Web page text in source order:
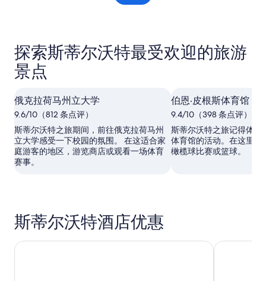
探索斯蒂尔沃特最受欢迎的旅游
景点
俄克拉荷马州立大学
9.6/10（812 条点评）
斯蒂尔沃特之旅期间，前往俄克拉荷马州
立大学感受一下校园的氛围。 在这适合家
庭游客的地区，游览商店或观看一场体育
赛事。
伯恩·皮根斯体育馆
9.4/10（398 条点评）
斯蒂尔沃特之旅记得体验
体育馆的活动。在这里，
橄榄球比赛或篮球。
斯蒂尔沃特酒店优惠
斯蒂尔沃特 - 大学区温德姆拉昆塔套房酒店 斯蒂尔沃特